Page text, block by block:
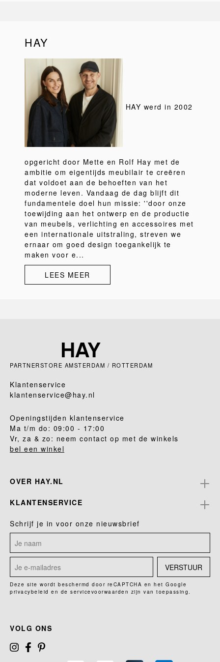
HAY
HAY werd in 2002
opgericht door Mette en Rolf Hay met de
ambitie om eigentijds meubilair te creëren
dat voldoet aan de behoeften van het
moderne leven. Vandaag de dag blijft dit
fundamentele doel hun missie: ''door onze
toewijding aan het ontwerp en de productie
van meubels, verlichting en accessoires met
een internationale uitstraling, streven we
ernaar om goed design toegankelijk te
maken voor e...
LEES MEER
PARTNERSTORE AMSTERDAM / ROTTERDAM
Klantenservice
klantenservice@hay.nl
Openingstijden klantenservice
Ma t/m do: 09:00 - 17:00
Vr, za & zo: neem contact op met de winkels
bel een winkel
OVER HAY.NL
KLANTENSERVICE
Schrijf je in voor onze nieuwsbrief
VERSTUUR
Deze site wordt beschermd door reCAPTCHA en het Google
privacybeleid en de servicevoorwaarden zijn van toepassing.
VOLG ONS